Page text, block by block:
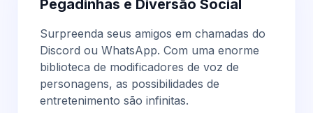
Pegadinhas e Diversão Social
Surpreenda seus amigos em chamadas do
Discord ou WhatsApp. Com uma enorme
biblioteca de modificadores de voz de
personagens, as possibilidades de
entretenimento são infinitas.